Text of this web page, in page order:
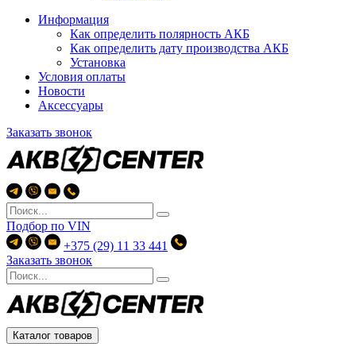
Информация
Как определить полярность АКБ
Как определить дату производства АКБ
Установка
Условия оплаты
Новости
Аксессуары
Заказать звонок
Подбор по VIN
+375 (29) 11 33 441
Заказать звонок
Каталог товаров